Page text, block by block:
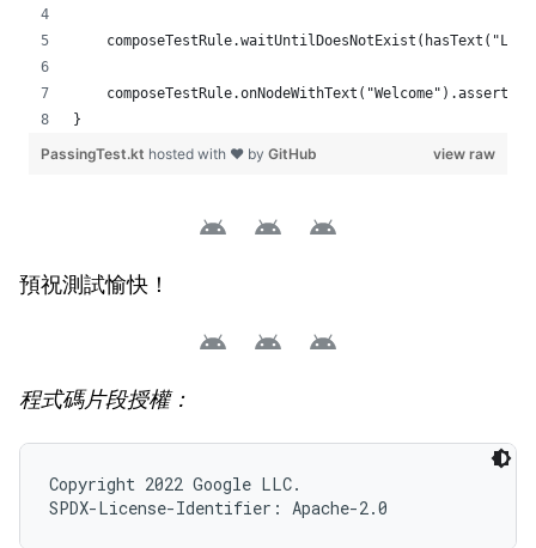
預祝測試愉快！
程式碼片段授權：
Copyright 2022 Google LLC.
SPDX-License-Identifier: Apache-2.0